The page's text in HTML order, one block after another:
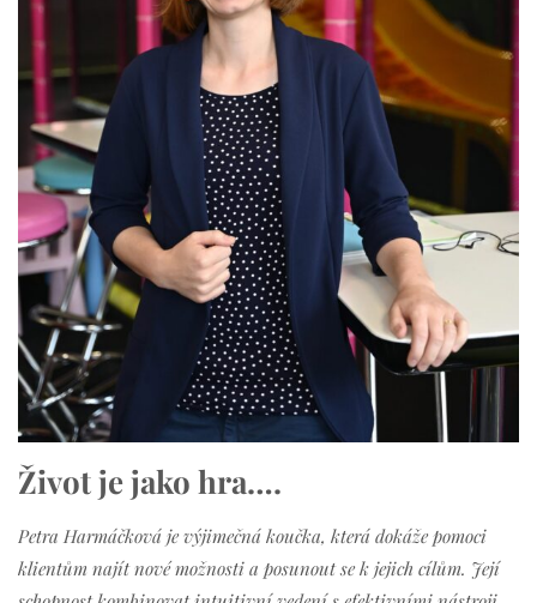
Život je jako hra….
Petra Harmáčková je výjimečná koučka, která dokáže pomoci
klientům najít nové možnosti a posunout se k jejich cílům. Její